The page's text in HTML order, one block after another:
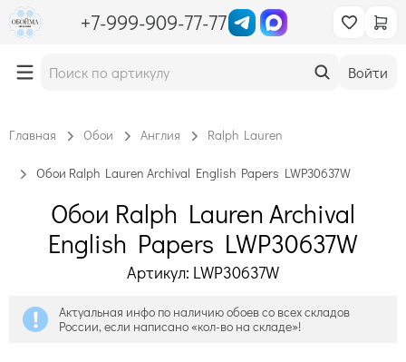
+7-999-909-77-77
Войти
Главная Обои Англия Ralph Lauren
Обои Ralph Lauren Archival English Papers LWP30637W
Обои Ralph Lauren Archival
English Papers LWP30637W
Артикул: LWP30637W
Актуальная инфо по наличию обоев со всех складов
России, если написано «кол-во на складе»!